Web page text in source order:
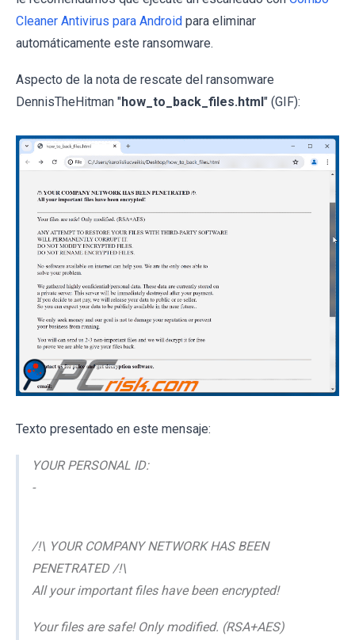
Cleaner Antivirus para Android para eliminar
automáticamente este ransomware.
Aspecto de la nota de rescate del ransomware
DennisTheHitman "how_to_back_files.html" (GIF):
Texto presentado en este mensaje:
YOUR PERSONAL ID:
-
/!\ YOUR COMPANY NETWORK HAS BEEN
PENETRATED /!\
All your important files have been encrypted!
Your files are safe! Only modified. (RSA+AES)